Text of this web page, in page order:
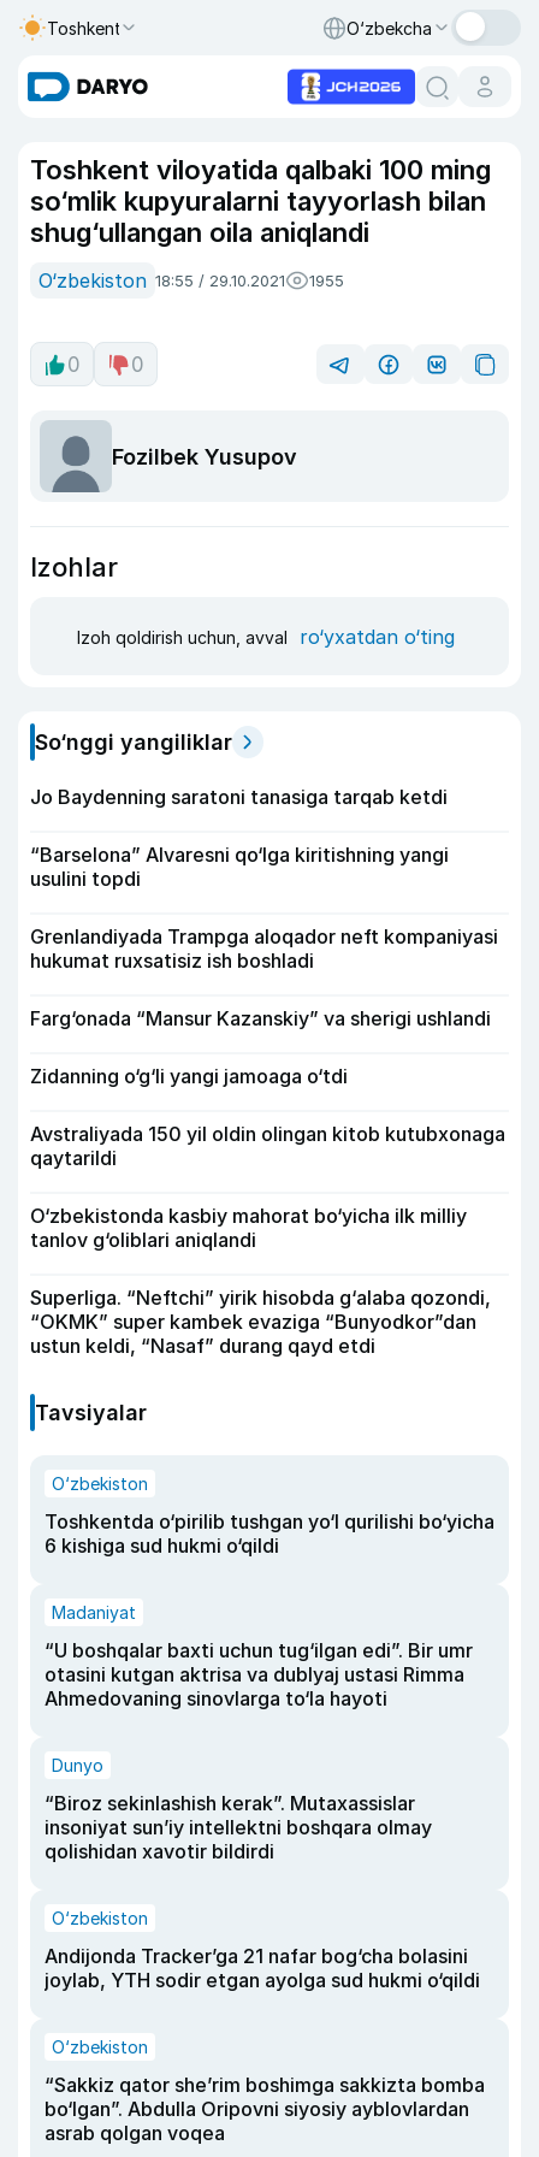
Toshkent O‘zbekcha
Toshkent viloyatida qalbaki 100 ming
so‘mlik kupyuralarni tayyorlash bilan
shug‘ullangan oila aniqlandi
O‘zbekiston 18:55 / 29.10.2021 1955
0 0
Fozilbek Yusupov
Izohlar
Izoh qoldirish uchun, avval ro‘yxatdan o‘ting
So‘nggi yangiliklar
Jo Baydenning saratoni tanasiga tarqab ketdi
“Barselona” Alvaresni qo‘lga kiritishning yangi
usulini topdi
Grenlandiyada Trampga aloqador neft kompaniyasi
hukumat ruxsatisiz ish boshladi
Farg‘onada “Mansur Kazanskiy” va sherigi ushlandi
Zidanning o‘g‘li yangi jamoaga o‘tdi
Avstraliyada 150 yil oldin olingan kitob kutubxonaga
qaytarildi
O‘zbekistonda kasbiy mahorat bo‘yicha ilk milliy
tanlov g‘oliblari aniqlandi
Superliga. “Neftchi” yirik hisobda g‘alaba qozondi,
“OKMK” super kambek evaziga “Bunyodkor”dan
ustun keldi, “Nasaf” durang qayd etdi
Tavsiyalar
O‘zbekiston
Toshkentda o‘pirilib tushgan yo‘l qurilishi bo‘yicha
6 kishiga sud hukmi o‘qildi
Madaniyat
“U boshqalar baxti uchun tug‘ilgan edi”. Bir umr
otasini kutgan aktrisa va dublyaj ustasi Rimma
Ahmedovaning sinovlarga to‘la hayoti
Dunyo
“Biroz sekinlashish kerak”. Mutaxassislar
insoniyat sun’iy intellektni boshqara olmay
qolishidan xavotir bildirdi
O‘zbekiston
Andijonda Tracker’ga 21 nafar bog‘cha bolasini
joylab, YTH sodir etgan ayolga sud hukmi o‘qildi
O‘zbekiston
“Sakkiz qator she’rim boshimga sakkizta bomba
bo‘lgan”. Abdulla Oripovni siyosiy ayblovlardan
asrab qolgan voqea